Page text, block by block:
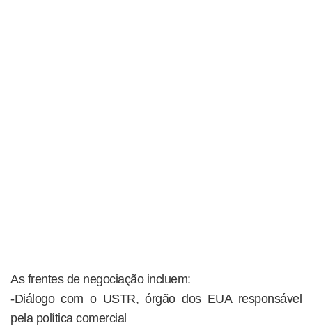
As frentes de negociação incluem:
-Diálogo com o USTR, órgão dos EUA responsável
pela política comercial